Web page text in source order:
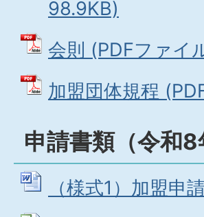
98.9KB)
会則 (PDFファイ
加盟団体規程
申請書類（令和8
（様式1）加盟